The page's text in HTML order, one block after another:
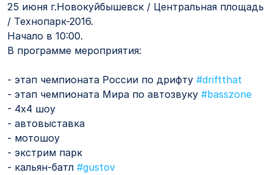
25 июня г.Новокуйбышевск / Центральная площадь
/ Технопарк-2016.
Начало в 10:00.
В программе мероприятия:
- этап чемпионата России по дрифту #driftthat
- этап чемпионата Мира по автозвуку #basszone
- 4х4 шоу
- автовыставка
- мотошоу
- экстрим парк
- кальян-батл #gustov